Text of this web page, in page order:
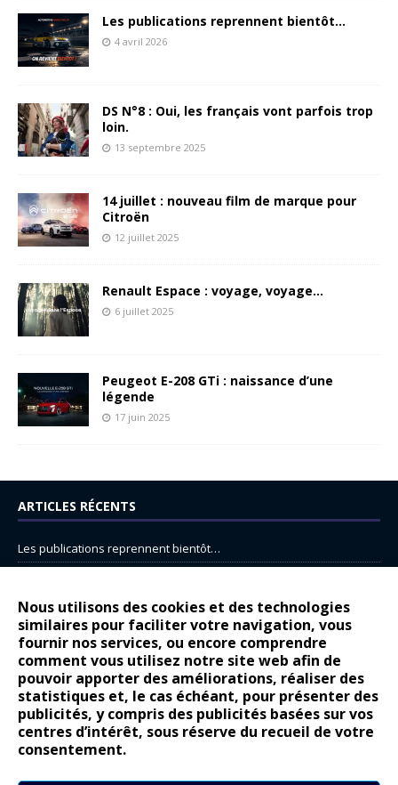
Nous utilisons des cookies et des technologies
similaires pour faciliter votre navigation, vous
fournir nos services, ou encore comprendre
comment vous utilisez notre site web afin de
pouvoir apporter des améliorations, réaliser des
statistiques et, le cas échéant, pour présenter des
publicités, y compris des publicités basées sur vos
centres d’intérêt, sous réserve du recueil de votre
consentement.
Les publications reprennent bientôt…
4 avril 2026
DS N°8 : Oui, les français vont parfois trop
loin.
13 septembre 2025
14 juillet : nouveau film de marque pour
Citroën
12 juillet 2025
Renault Espace : voyage, voyage…
6 juillet 2025
Peugeot E-208 GTi : naissance d’une
légende
17 juin 2025
ARTICLES RÉCENTS
Les publications reprennent bientôt…
14 juillet : nouveau film de marque pour Citroën
Renault Espace : voyage, voyage…
Peugeot E-208 GTi : naissance d’une légende
COMMENTAIRES RÉCENTS
Bernard DardartdansDacia Sandero : pour les gens vrais